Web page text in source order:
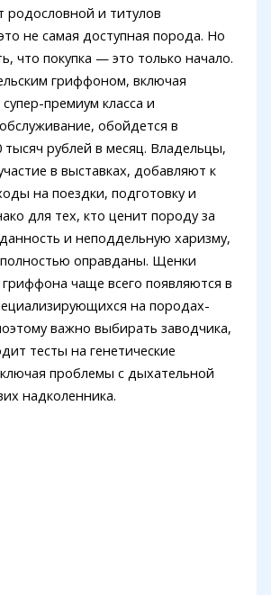
родословной и титулов
не самая доступная порода. Но
что покупка — это только начало.
гриффоном, включая
премиум класса и
обойдется в
тысяч рублей в месяц. Владельцы,
в выставках, добавляют к
на поездки, подготовку и
для тех, кто ценит породу за
и неподдельную харизму,
полностью оправданы. Щенки
гриффона чаще всего появляются в
на породах-
важно выбирать заводчика,
тесты на генетические
проблемы с дыхательной
надколенника.